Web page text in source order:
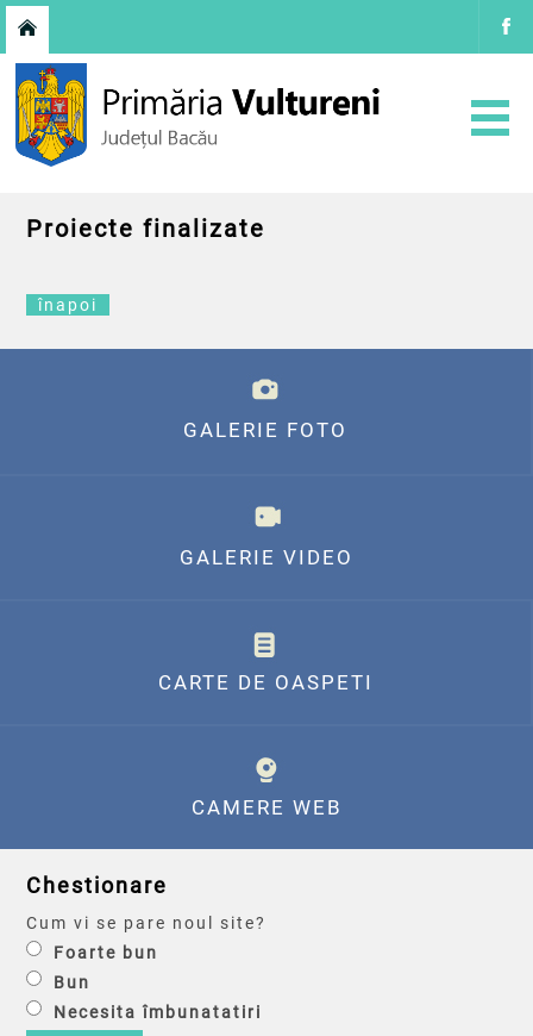
Proiecte finalizate
înapoi
GALERIE FOTO
GALERIE VIDEO
CARTE DE OASPETI
CAMERE WEB
Chestionare
Cum vi se pare noul site?
Foarte bun
Bun
Necesita îmbunatatiri